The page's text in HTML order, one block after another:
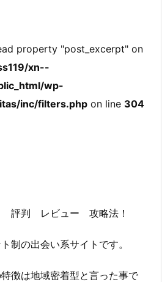
property "post_excerpt" on
xn--
wp-
inc/filters.php on line 304
評判 レビュー 攻略法！
制の出会い系サイトです。
徴は地域密着型と言った事で